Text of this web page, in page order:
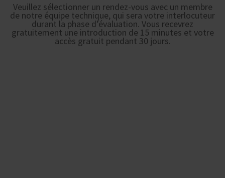
Veuillez sélectionner un rendez-vous avec un membre
de notre équipe technique, qui sera votre interlocuteur
durant la phase d’évaluation. Vous recevrez
gratuitement une introduction de 15 minutes et votre
accès gratuit pendant 30 jours.